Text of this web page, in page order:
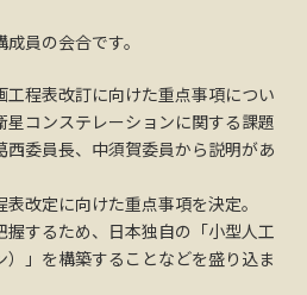
員の会合です。
程表改訂に向けた重点事項につい
コンステレーションに関する課題
西委員長、中須賀委員から説明があ
改定に向けた重点事項を決定。
するため、日本独自の「小型人工
」を構築することなどを盛り込ま